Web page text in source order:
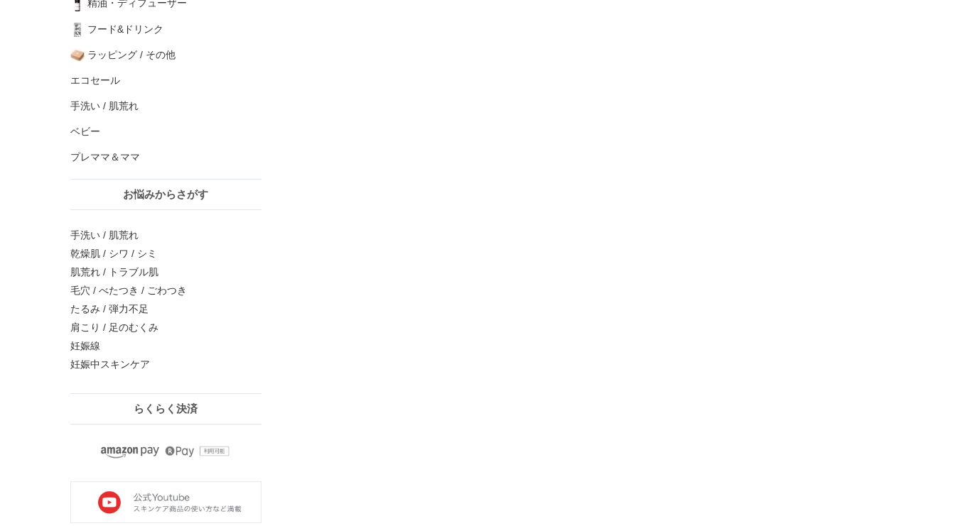
精油・ディフューザー
フード&ドリンク
ラッピング / その他
エコセール
手洗い / 肌荒れ
ベビー
プレママ＆ママ
お悩みからさがす
手洗い / 肌荒れ
乾燥肌 / シワ / シミ
肌荒れ / トラブル肌
毛穴 / べたつき / ごわつき
たるみ / 弾力不足
肩こり / 足のむくみ
妊娠線
妊娠中スキンケア
らくらく決済